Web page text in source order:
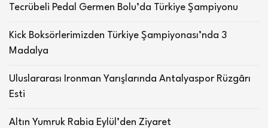
Tecrübeli Pedal Germen Bolu’da Türkiye Şampiyonu
Kick Boksörlerimizden Türkiye Şampiyonası’nda 3
Madalya
Uluslararası Ironman Yarışlarında Antalyaspor Rüzgârı
Esti
Altın Yumruk Rabia Eylül’den Ziyaret